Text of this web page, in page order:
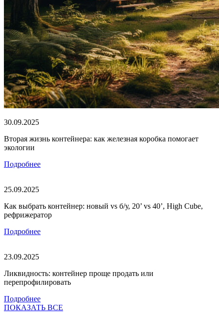
30.09.2025
Вторая жизнь контейнера: как железная коробка помогает
экологии
Подробнее
25.09.2025
Как выбрать контейнер: новый vs б/у, 20’ vs 40’, High Cube,
рефрижератор
Подробнее
23.09.2025
Ликвидность: контейнер проще продать или
перепрофилировать
Подробнее
ПОКАЗАТЬ ВСЕ